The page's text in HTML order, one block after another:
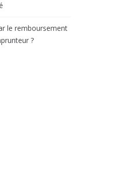
le remboursement
?